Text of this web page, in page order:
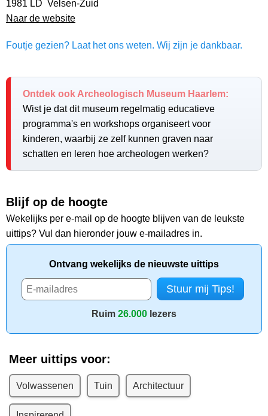
1981 LD Velsen-Zuid
Naar de website
Foutje gezien? Laat het ons weten. Wij zijn je dankbaar.
Ontdek ook Archeologisch Museum Haarlem:
Wist je dat dit museum regelmatig educatieve
programma's en workshops organiseert voor
kinderen, waarbij ze zelf kunnen graven naar
schatten en leren hoe archeologen werken?
Blijf op de hoogte
Wekelijks per e-mail op de hoogte blijven van de leukste
uittips? Vul dan hieronder jouw e-mailadres in.
Ontvang wekelijks de nieuwste uittips
Ruim 26.000 lezers
Meer uittips voor:
Volwassenen Tuin Architectuur